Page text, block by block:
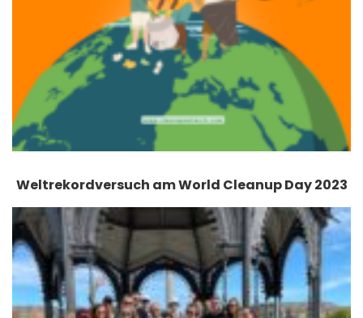
Weltrekordversuch am World Cleanup Day 2023